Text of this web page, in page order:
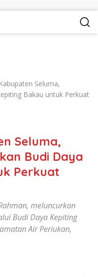
Seluma,
Bakau untuk Perkuat
Seluma,
Budi Daya
Perkuat
meluncurkan
Budi Daya Kepiting
Air Periukan,